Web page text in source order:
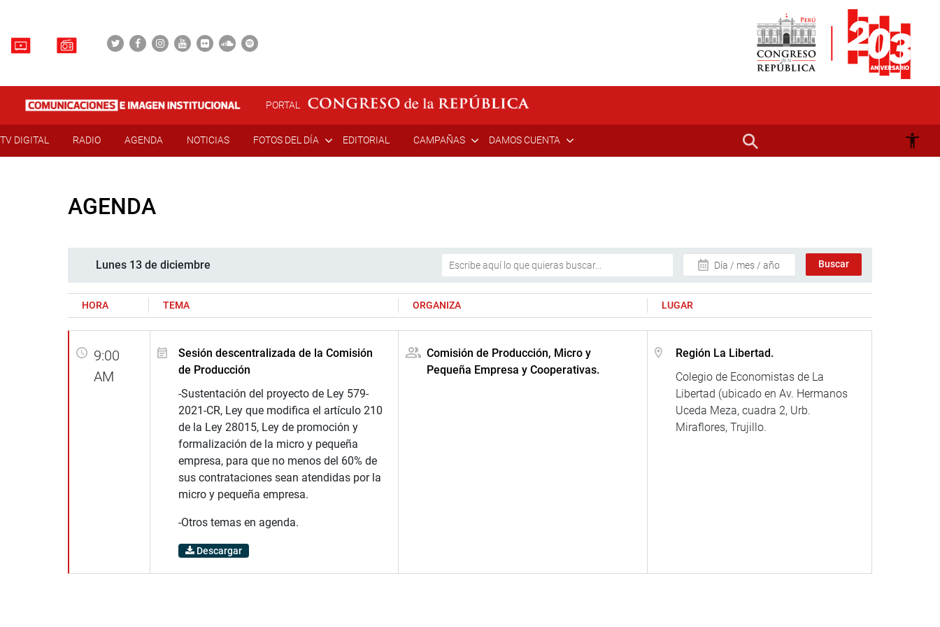
PORTAL
TV DIGITAL RADIO AGENDA NOTICIAS FOTOS DEL DÍA EDITORIAL CAMPAÑAS DAMOS CUENTA
AGENDA
Lunes 13 de diciembre Día / mes / año
HORA TEMA ORGANIZA LUGAR
9:00
AM
Sesión descentralizada de la Comisión
de Producción
-Sustentación del proyecto de Ley 579-
2021-CR, Ley que modifica el artículo 210
de la Ley 28015, Ley de promoción y
formalización de la micro y pequeña
empresa, para que no menos del 60% de
sus contrataciones sean atendidas por la
micro y pequeña empresa.
-Otros temas en agenda.
Descargar
Comisión de Producción, Micro y
Pequeña Empresa y Cooperativas.
Región La Libertad.
Colegio de Economistas de La
Libertad (ubicado en Av. Hermanos
Uceda Meza, cuadra 2, Urb.
Miraflores, Trujillo.